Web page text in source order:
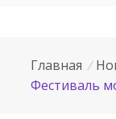
Главная /
Фестиваль